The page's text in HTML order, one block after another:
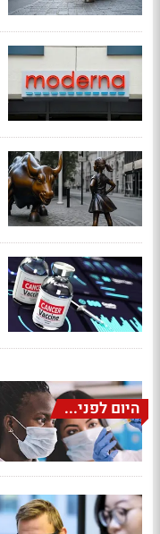
היום לפני...